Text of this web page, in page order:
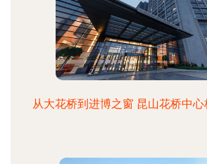
从大花桥到进博之窗 昆山花桥中